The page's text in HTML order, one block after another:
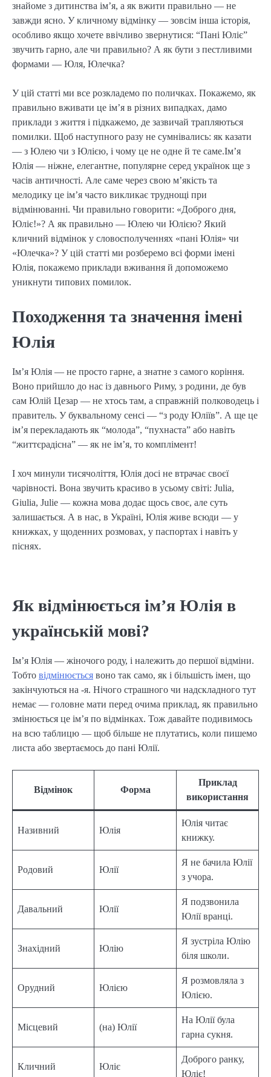
знайоме з дитинства ім’я, а як вжити правильно — не
завжди ясно. У кличному відмінку — зовсім інша історія,
особливо якщо хочете ввічливо звернутися: “Пані Юліє”
звучить гарно, але чи правильно? А як бути з пестливими
формами — Юля, Юлечка?
У цій статті ми все розкладемо по поличках. Покажемо, як
правильно вживати це ім’я в різних випадках, дамо
приклади з життя і підкажемо, де зазвичай трапляються
помилки. Щоб наступного разу не сумнівались: як казати
— з Юлею чи з Юлією, і чому це не одне й те саме.Ім’я
Юлія — ніжне, елегантне, популярне серед українок ще з
часів античності. Але саме через свою м’якість та
мелодику це ім’я часто викликає труднощі при
відмінюванні. Чи правильно говорити: «Доброго дня,
Юліє!»? А як правильно — Юлею чи Юлією? Який
кличний відмінок у словосполученнях «пані Юлія» чи
«Юлечка»? У цій статті ми розберемо всі форми імені
Юлія, покажемо приклади вживання й допоможемо
уникнути типових помилок.
Походження та значення імені
Юлія
Ім’я Юлія — не просто гарне, а знатне з самого коріння.
Воно прийшло до нас із давнього Риму, з родини, де був
сам Юлій Цезар — не хтось там, а справжній полководець і
правитель. У буквальному сенсі — “з роду Юліїв”. А ще це
ім’я перекладають як “молода”, “пухнаста” або навіть
“життєрадісна” — як не ім’я, то комплімент!
І хоч минули тисячоліття, Юлія досі не втрачає своєї
чарівності. Вона звучить красиво в усьому світі: Julia,
Giulia, Julie — кожна мова додає щось своє, але суть
залишається. А в нас, в Україні, Юлія живе всюди — у
книжках, у щоденних розмовах, у паспортах і навіть у
піснях.
Як відмінюється ім’я Юлія в
українській мові?
Ім’я Юлія — жіночого роду, і належить до першої відміни.
Тобто відмінюється воно так само, як і більшість імен, що
закінчуються на -я. Нічого страшного чи надскладного тут
немає — головне мати перед очима приклад, як правильно
змінюється це ім’я по відмінках. Тож давайте подивимось
на всю таблицю — щоб більше не плутатись, коли пишемо
листа або звертаємось до пані Юлії.
Відмінок Форма
Приклад
використання
Називний Юлія
Юлія читає
книжку.
Родовий Юлії
Я не бачила Юлії
з учора.
Давальний Юлії
Я подзвонила
Юлії вранці.
Знахідний Юлію
Я зустріла Юлію
біля школи.
Орудний Юлією
Я розмовляла з
Юлією.
Місцевий (на) Юлії
На Юлії була
гарна сукня.
Кличний Юліє
Доброго ранку,
Юліє!